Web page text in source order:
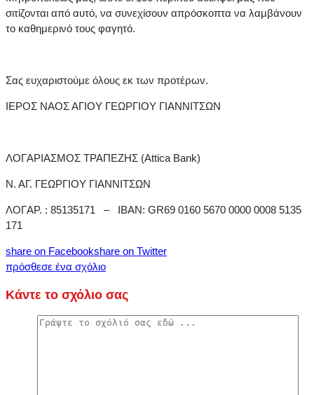
σιτίζονται από αυτό, να συνεχίσουν απρόσκοπτα να λαμβάνουν
το καθημερινό τους φαγητό.
Σας ευχαριστούμε όλους εκ των προτέρων.
ΙΕΡΟΣ ΝΑΟΣ ΑΓΙΟΥ ΓΕΩΡΓΙΟΥ ΓΙΑΝΝΙΤΣΩΝ
ΛOΓAPIAΣMOΣ TPAΠEZHΣ (Attica Bank)
N. AΓ. ΓEΩPΓIOY ΓIANNITΣΩN
ΛOΓAP. : 85135171 – IBAN: GR69 0160 5670 0000 0008 5135
171
share on Facebookshare on Twitter
πρόσθεσε ένα σχόλιο
Κάντε το σχόλιο σας